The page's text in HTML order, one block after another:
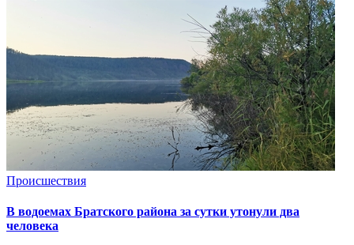
Происшествия
В водоемах Братского района за сутки утонули два
человека